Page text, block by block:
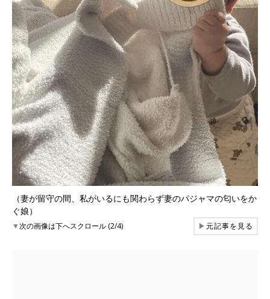
（妻が留守の間、私がいるにも関わらず妻のパジャマの匂いをか
ぐ娘）
▼次の画像は下へスクロール (2/4) ▶元記事を見る